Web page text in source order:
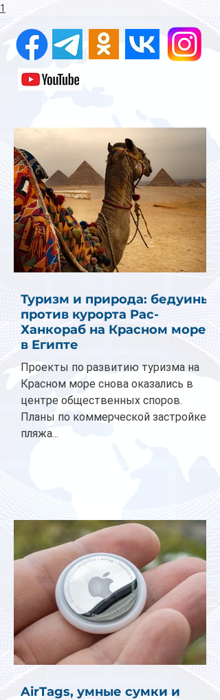
1
Туризм и природа: бедуины
против курорта Рас-
Ханкораб на Красном море
в Египте
Проекты по развитию туризма на
Красном море снова оказались в
центре общественных споров.
Планы по коммерческой застройке
пляжа...
AirTags, умные сумки и